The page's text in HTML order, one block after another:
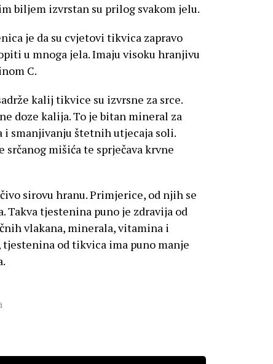
biljem izvrstan su prilog svakom jelu.
je da su cvjetovi tikvica zapravo
u mnoga jela. Imaju visoku hranjivu
C.
kalij tikvice su izvrsne za srce.
doze kalija. To je bitan mineral za
smanjivanju štetnih utjecaja soli.
mišića te sprječava krvne
sirovu hranu. Primjerice, od njih se
Takva tjestenina puno je zdravija od
vlakana, minerala, vitamina i
od tikvica ima puno manje